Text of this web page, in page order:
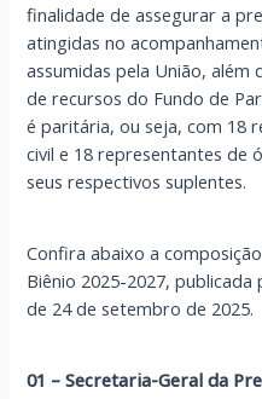
finalidade de assegurar a
atingidas no
assumidas pela União,
de recursos do Fundo de
é paritária, ou seja, com 18
civil e 18 representantes de
seus respectivos suplentes.
Confira abaixo a
Biênio 2025-2027, publicada
de 24 de setembro de 2025.
01 – Secretaria-Geral da